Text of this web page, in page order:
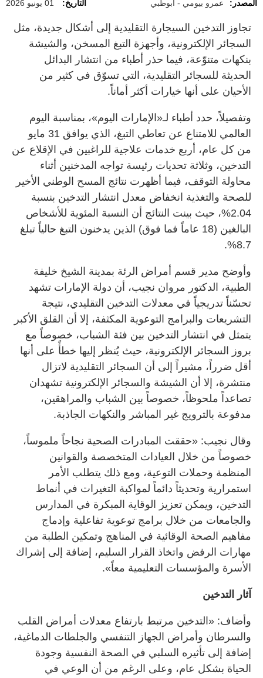
المصدر: عمرو بيومي - أبوظبي التاريخ: 01 يونيو 2026
تجاوز التدخين السيجارة التقليدية إلى أشكال جديدة، مثل
السجائر الإلكترونية، وأجهزة التبغ المسخن، والشيشة
بنكهات متنوّعة، فيما حذر أطباء من انتشار البدائل
الحديثة للسجائر التقليدية، التي تسوّق في كثير من
الأحيان على أنها خيارات أكثر أماناً.
وتفصيلاً، حدد أطباء لـ«الإمارات اليوم»، بمناسبة اليوم
العالمي للامتناع عن تعاطي التبغ، الذي يوافق 31 مايو
من كل عام، أربع خدمات علاجية للراغبين في الإقلاع عن
التدخين، وثلاثة تحديات رئيسة تواجه المدخنين أثناء
محاولة التوقف، فيما أظهرت نتائج المسح الوطني الأخير
للصحة والتغذية انخفاض معدل انتشار التدخين بنسبة
2.04%، حيث بينت النتائج أن النسبة المئوية للأشخاص
البالغين (18 عاماً فما فوق) الذين يدخنون التبغ حالياً تبلغ
8.7%.
وأوضح مدير قسم أمراض الرئة بمدينة الشيخ خليفة
الطبية، الدكتور مروان نجيب، أن دولة الإمارات تشهد
تحسّناً تدريجياً في معدلات التدخين التقليدي، نتيجة
التشريعات والبرامج التوعوية المكثفة، إلا أن القلق الأكبر
يتمثل في انتشار التدخين بين فئة الشباب، خصوصاً مع
بروز السجائر الإلكترونية، حيث يُنظر إليها خطأً على أنها
أقل ضرراً، مشيراً إلى أن السجائر التقليدية لاتزال
منتشرة، إلا أن الشيشة والسجائر الإلكترونية تشهدان
تصاعداً ملحوظاً، خصوصاً بين الشباب والمراهقين،
مدفوعة بالترويج غير المباشر والنكهات الجاذبة.
وقال نجيب: «حققت المبادرات الصحية نجاحاً ملموساً،
خصوصاً من خلال العيادات المتخصصة والقوانين
المنظمة وحملات التوعية، ومع ذلك يتطلب الأمر
استمرارية وتحديثاً دائماً لمواكبة التغيرات في أنماط
التدخين، ويمكن تعزيز الوقاية المبكرة في المدارس
والجامعات من خلال برامج توعوية تفاعلية وإدماج
مفاهيم الصحة الوقائية في المناهج وتمكين الطلبة من
مهارات الرفض واتخاذ القرار السليم، إضافة إلى إشراك
الأسرة والمؤسسات التعليمية معاً».
آثار التدخين
وأضاف: «التدخين مرتبط بارتفاع معدلات أمراض القلب
والسرطان وأمراض الجهاز التنفسي والجلطات الدماغية،
إضافة إلى تأثيره السلبي في الصحة النفسية وجودة
الحياة بشكل عام، وعلى الرغم من أن الوعي في